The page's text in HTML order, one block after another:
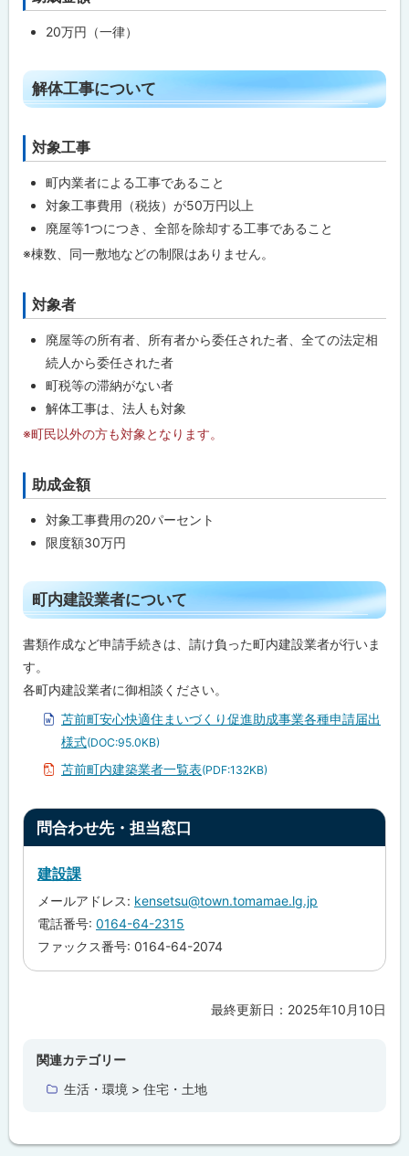
戻
る
20万円（一律）
ト
ッ
に
解体工事について
ト
る
対象工事
町内業者による工事であること
対象工事費用（税抜）が50万円以上
廃屋等1つにつき、全部を除却する工事であること
※棟数、同一敷地などの制限はありません。
ト対象者
廃屋等の所有者、所有者から委任された者、全ての法定相
続人から委任された者
町税等の滞納がない者
解体工事は、法人も対象
※町民以外の方も対象となります。
ト
る
助成金額
対象工事費用の20パーセント
限度額30万円
ト
ッ
プ
に
戻
町内建設業者について
書類作成など申請手続きは、請け負った町内建設業者が行いま
す。
各町内建設業者に御相談ください。
苫前町安心快適住まいづくり促進助成事業各種申請届出
様式(DOC:95.0KB)
苫前町内建築業者一覧表(PDF:132KB)
ト
問合わせ先・担当窓口
建設課
メールアドレス: kensetsu@town.tomamae.lg.jp
電話番号: 0164-64-2315
ファックス番号: 0164-64-2074
最終更新日： 2025年10月10日
関連カテゴリー
生活・環境 > 住宅・土地